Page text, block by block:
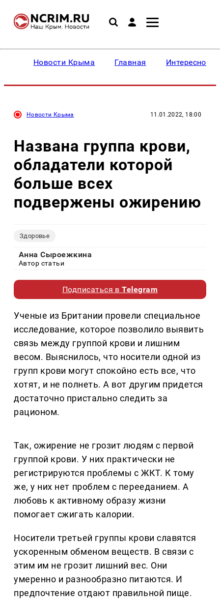
Новости Крыма Главная Интересное
Новости Крыма 11.01.2022, 18:00
Названа группа крови,
обладатели которой
больше всех
подвержены ожирению
Здоровье
Анна Сыроежкина
Автор статьи
Подписаться вTelegram
Ученые из Британии провели специальное
исследование, которое позволило выявить
связь между группой крови и лишним
весом. Выяснилось, что носители одной из
групп крови могут спокойно есть все, что
хотят, и не полнеть. А вот другим придется
достаточно пристально следить за
рационом.
Так, ожирение не грозит людям с первой
группой крови. У них практически не
регистрируются проблемы с ЖКТ. К тому
же, у них нет проблем с перееданием. А
любовь к активному образу жизни
помогает сжигать калории.
Носители третьей группы крови славятся
ускоренным обменом веществ. В связи с
этим им не грозит лишний вес. Они
умеренно и разнообразно питаются. И
предпочтение отдают правильной пище.